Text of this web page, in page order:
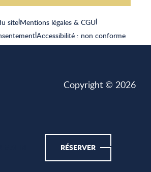
MALIN RÉSERVER
site|Mentions légales & CGU|
|Accessibilité : non conforme
Copyright © 2026